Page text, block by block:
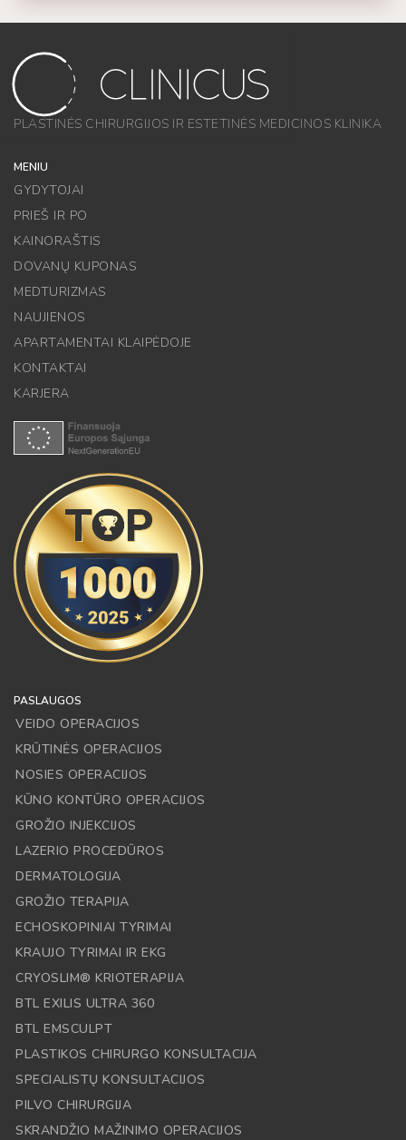
PLASTINĖS CHIRURGIJOS IR ESTETINĖS MEDICINOS KLINIKA
MENIU
GYDYTOJAI
PRIEŠ IR PO
KAINORAŠTIS
DOVANŲ KUPONAS
MEDTURIZMAS
NAUJIENOS
APARTAMENTAI KLAIPĖDOJE
KONTAKTAI
KARJERA
PASLAUGOS
VEIDO OPERACIJOS
KRŪTINĖS OPERACIJOS
NOSIES OPERACIJOS
KŪNO KONTŪRO OPERACIJOS
GROŽIO INJEKCIJOS
LAZERIO PROCEDŪROS
DERMATOLOGIJA
GROŽIO TERAPIJA
ECHOSKOPINIAI TYRIMAI
KRAUJO TYRIMAI IR EKG
CRYOSLIM® KRIOTERAPIJA
BTL EXILIS ULTRA 360
BTL EMSCULPT
PLASTIKOS CHIRURGO KONSULTACIJA
SPECIALISTŲ KONSULTACIJOS
PILVO CHIRURGIJA
SKRANDŽIO MAŽINIMO OPERACIJOS